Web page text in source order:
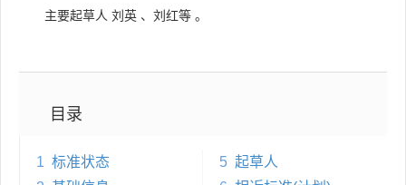
主要起草人 刘英 、 刘红等 。
目录
1 标准状态
5 起草人